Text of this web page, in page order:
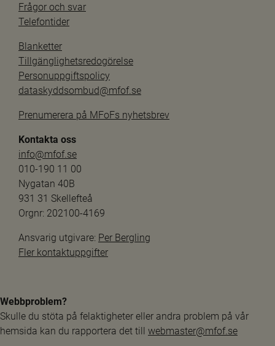
Frågor och svar
Telefontider
Blanketter
Tillgänglighetsredogörelse
Personuppgiftspolicy
dataskyddsombud@mfof.se
Prenumerera på MFoFs nyhetsbrev
Kontakta oss
info@mfof.se
010-190 11 00
Nygatan 40B
931 31 Skellefteå
Orgnr: 202100-4169
Ansvarig utgivare: Per Bergling
Fler kontaktuppgifter
Webbproblem?
Skulle du stöta på felaktigheter eller andra problem på vår
hemsida kan du rapportera det till webmaster@mfof.se